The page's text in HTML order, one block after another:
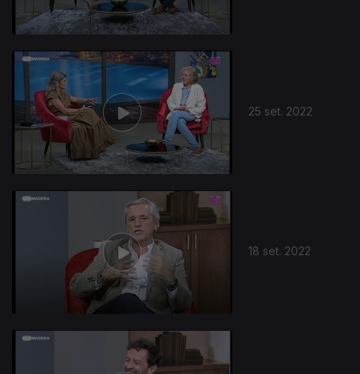
25 set. 2022
18 set. 2022